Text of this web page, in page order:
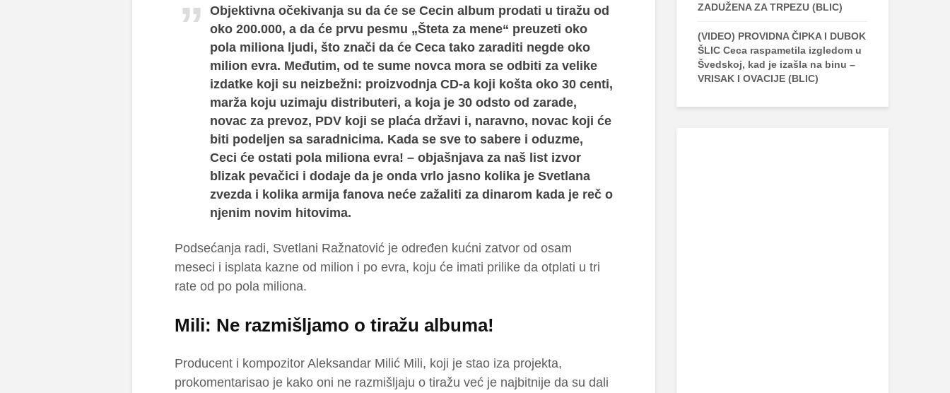
Objektivna očekivanja su da će se Cecin album prodati u tiražu od
oko 200.000, a da će prvu pesmu „Šteta za mene“ preuzeti oko
pola miliona ljudi, što znači da će Ceca tako zaraditi negde oko
milion evra. Međutim, od te sume novca mora se odbiti za velike
izdatke koji su neizbežni: proizvodnja CD-a koji košta oko 30 centi,
marža koju uzimaju distributeri, a koja je 30 odsto od zarade,
novac za prevoz, PDV koji se plaća državi i, naravno, novac koji će
biti podeljen sa saradnicima. Kada se sve to sabere i oduzme,
Ceci će ostati pola miliona evra! – objašnjava za naš list izvor
blizak pevačici i dodaje da je onda vrlo jasno kolika je Svetlana
zvezda i kolika armija fanova neće zažaliti za dinarom kada je reč o
njenim novim hitovima.
Podsećanja radi, Svetlani Ražnatović je određen kućni zatvor od osam
meseci i isplata kazne od milion i po evra, koju će imati prilike da otplati u tri
rate od po pola miliona.
Mili: Ne razmišljamo o tiražu albuma!
Producent i kompozitor Aleksandar Milić Mili, koji je stao iza projekta,
prokomentarisao je kako oni ne razmišljaju o tiražu već je najbitnije da su dali
ZADUŽENA ZA TRPEZU (BLIC)
(VIDEO) PROVIDNA ČIPKA I DUBOK
ŠLIC Ceca raspametila izgledom u
Švedskoj, kad je izašla na binu –
VRISAK I OVACIJE (BLIC)